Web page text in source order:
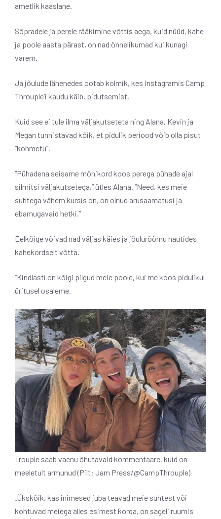
ametlik kaaslane.
Sõpradele ja perele rääkimine võttis aega, kuid nüüd, kahe
ja poole aasta pärast, on nad õnnelikumad kui kunagi
varem.
Ja jõulude lähenedes ootab kolmik, kes Instagramis Camp
Throuple’i kaudu käib, pidutsemist.
Kuid see ei tule ilma väljakutseteta ning Alana, Kevin ja
Megan tunnistavad kõik, et pidulik periood võib olla pisut
“kohmetu”.
“Pühadena seisame mõnikord koos perega pühade ajal
silmitsi väljakutsetega,” ütles Alana. “Need, kes meie
suhtega vähem kursis on, on olnud arusaamatusi ja
ebamugavaid hetki.”
Eelkõige võivad nad väljas käies ja jõulurõõmu nautides
kahekordselt võtta.
“Kindlasti on kõigi pilgud meie poole, kui me koos pidulikul
üritusel osaleme.
Trouple saab vaenu õhutavaid kommentaare, kuid on
meeletult armunud (Pilt: Jam Press/@CampThrouple)
„Ükskõik, kas inimesed juba teavad meie suhtest või
kohtuvad meiega alles esimest korda, on sageli ruumis